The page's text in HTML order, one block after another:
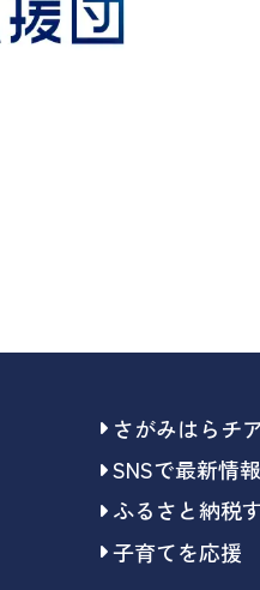
さがみはらチ
SNSで最新情
ふるさと納税
子育てを応援